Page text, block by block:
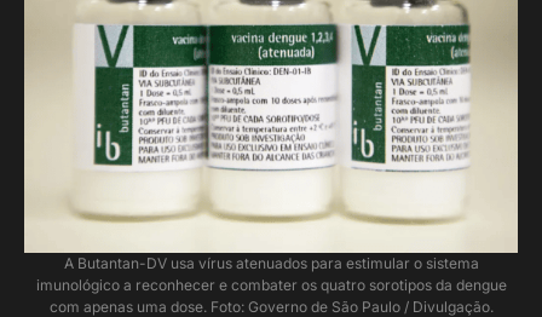
A Butantan-DV usa vírus atenuados para estimular o sistema
imunológico a reconhecer e combater os quatro sorotipos da dengue
com apenas uma dose. Foto: Governo de São Paulo / Divulgação.